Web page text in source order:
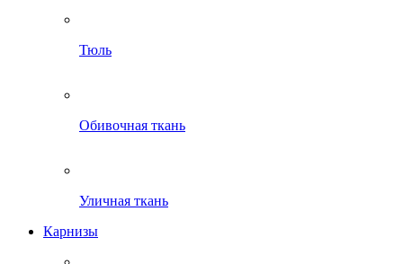
Тюль
Обивочная ткань
Уличная ткань
Карнизы